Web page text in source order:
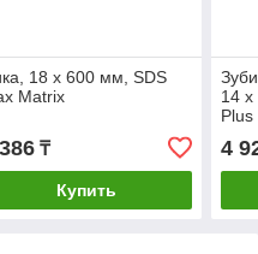
18 х 600 мм, SDS
Matrix
₸
Купить
14
4